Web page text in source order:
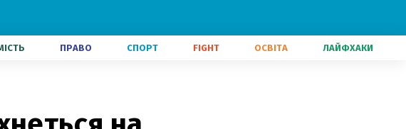
ПРАВО СПОРТ FIGHT ОСВІТА ЛАЙФХАКИ